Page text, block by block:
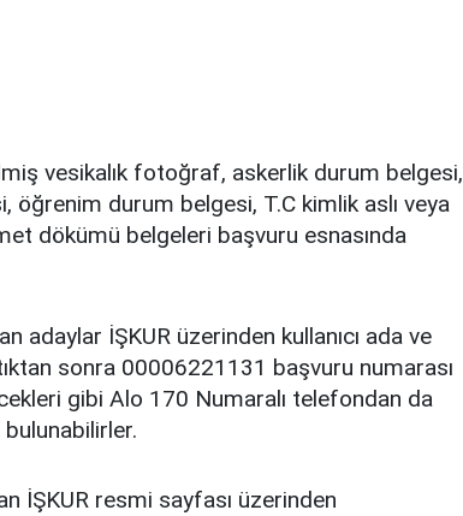
vesikalık fotoğraf, askerlik durum belgesi,
öğrenim durum belgesi, T.C kimlik aslı veya
dökümü belgeleri başvuru esnasında
adaylar İŞKUR üzerinden kullanıcı ada ve
sonra 00006221131 başvuru numarası
gibi Alo 170 Numaralı telefondan da
İŞKUR resmi sayfası üzerinden